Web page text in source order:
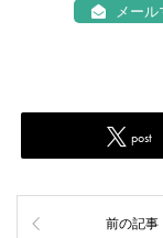
メー
post
前の記事